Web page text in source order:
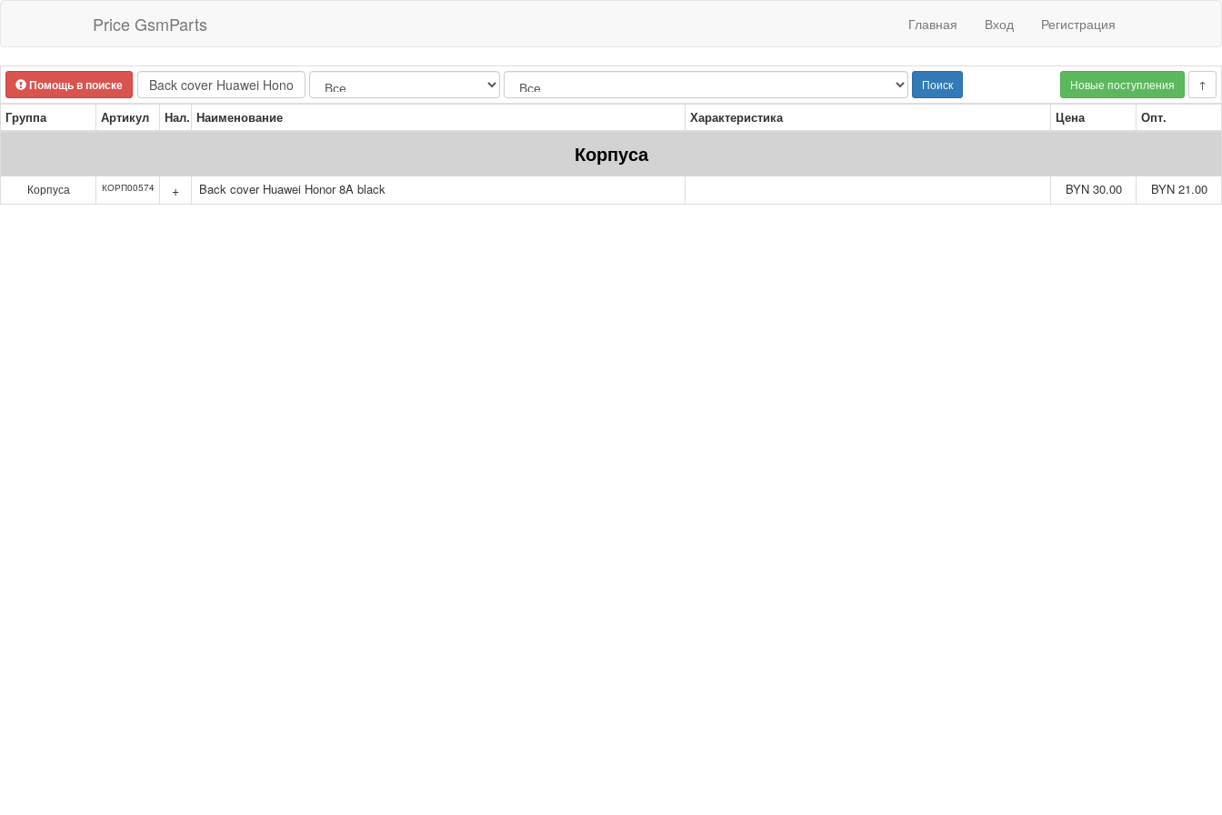
Price GsmParts Главная Вход Регистрация
Помощь в поиске Поиск Новые поступления ↑
Группа Артикул Нал. Наименование Характеристика Цена Опт.
Корпуса
Корпуса КОРП00574 + Back cover Huawei Honor 8A black BYN 30.00 BYN 21.00